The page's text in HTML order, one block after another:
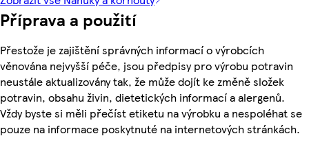
Příprava a použití
Přestože je zajištění správných informací o výrobcích
věnována nejvyšší péče, jsou předpisy pro výrobu potravin
neustále aktualizovány tak, že může dojít ke změně složek
potravin, obsahu živin, dietetických informací a alergenů.
Vždy byste si měli přečíst etiketu na výrobku a nespoléhat se
pouze na informace poskytnuté na internetových stránkách.